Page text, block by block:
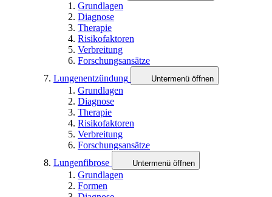
Grundlagen
Diagnose
Therapie
Risikofaktoren
Verbreitung
Forschungsansätze
Lungenentzündung
Untermenü öffnen
Grundlagen
Diagnose
Therapie
Risikofaktoren
Verbreitung
Forschungsansätze
Lungenfibrose
Untermenü öffnen
Grundlagen
Formen